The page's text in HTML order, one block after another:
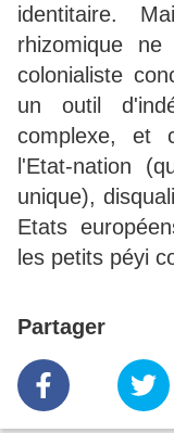
identitaire.
rhizomique
colonialiste
un outil
complexe, et
l'Etat-nation
unique),
Etats
les petits péyi
Partager